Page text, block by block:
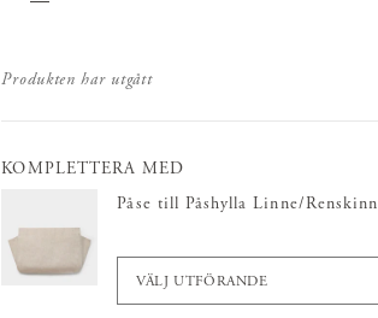
Produkten har utgått
KOMPLETTERA MED
Påse till Påshylla Linne/Renskinn
VÄLJ UTFÖRANDE